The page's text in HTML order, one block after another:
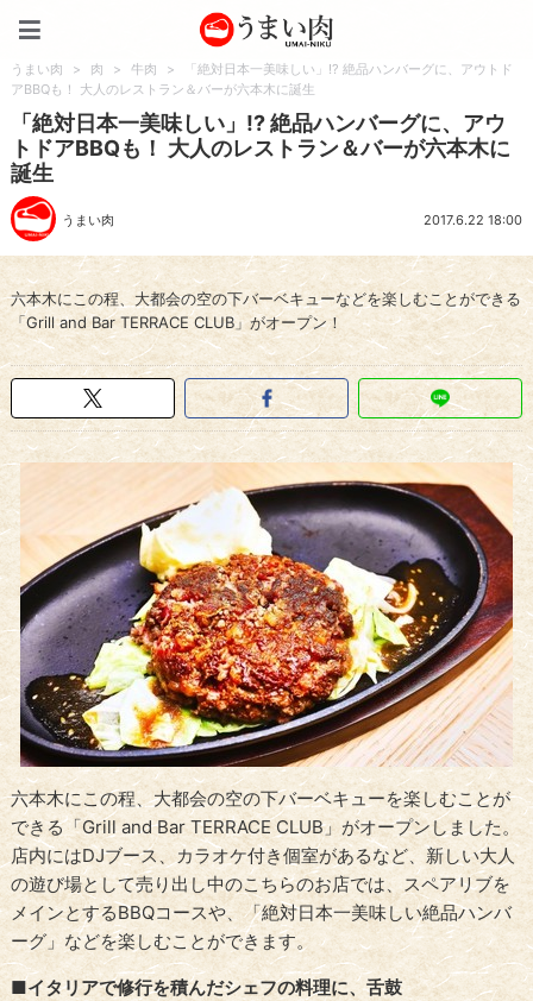
うまい肉 > 肉 > 牛肉 >
「絶対日本一美味しい」!? 絶品ハンバーグに、アウトド
アBBQも！ 大人のレストラン＆バーが六本木に誕生
「絶対日本一美味しい」!? 絶品ハンバーグに、アウ
トドアBBQも！ 大人のレストラン＆バーが六本木に
誕生
うまい肉 2017.6.22 18:00
六本木にこの程、大都会の空の下バーベキューなどを楽しむことができる
「Grill and Bar TERRACE CLUB」がオープン！
六本木にこの程、大都会の空の下バーベキューを楽しむことが
できる「Grill and Bar TERRACE CLUB」がオープンしました。
店内にはDJブース、カラオケ付き個室があるなど、新しい大人
の遊び場として売り出し中のこちらのお店では、スペアリブを
メインとするBBQコースや、「絶対日本一美味しい絶品ハンバ
ーグ」などを楽しむことができます。
■イタリアで修行を積んだシェフの料理に、舌鼓